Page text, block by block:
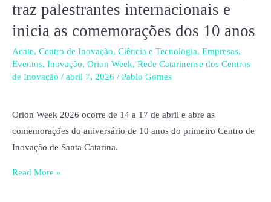
traz palestrantes internacionais e
inicia as comemorações dos 10 anos
Acate, Centro de Inovação, Ciência e Tecnologia, Empresas,
Eventos, Inovação, Orion Week, Rede Catarinense dos Centros
de Inovação / abril 7, 2026 / Pablo Gomes
Orion Week 2026 ocorre de 14 a 17 de abril e abre as
comemorações do aniversário de 10 anos do primeiro Centro de
Inovação de Santa Catarina.
empresas
e
entidades,
traz
palestrantes
e
inicia
as
Read More »